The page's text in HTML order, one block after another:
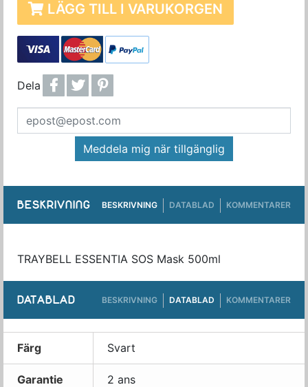
LÄGG TILL I VARUKORGEN
Dela
Meddela mig när tillgänglig
BESKRIVNING BESKRIVNING DATABLAD KOMMENTARER
TRAYBELL ESSENTIA SOS Mask 500ml
DATABLAD BESKRIVNING DATABLAD KOMMENTARER
Färg Svart
Garantie 2 ans